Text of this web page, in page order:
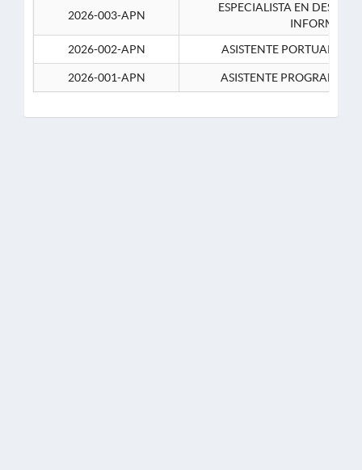
2026-003-APN
ESPECIALISTA EN
2026-002-APN
ASISTENTE PORTUARIO 2-
2026-001-APN ASISTENTE